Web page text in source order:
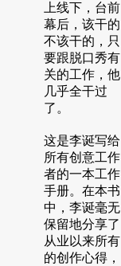
艺
出
版
社
艺
出
版
社
上线下，台前
幕后，该干的
不该干的，只
要跟脱口秀有
关的工作，他
几乎全干过
了。
这是李诞写给
所有创意工作
者的一本工作
手册。在本书
中，李诞毫无
保留地分享了
从业以来所有
的创作心得，